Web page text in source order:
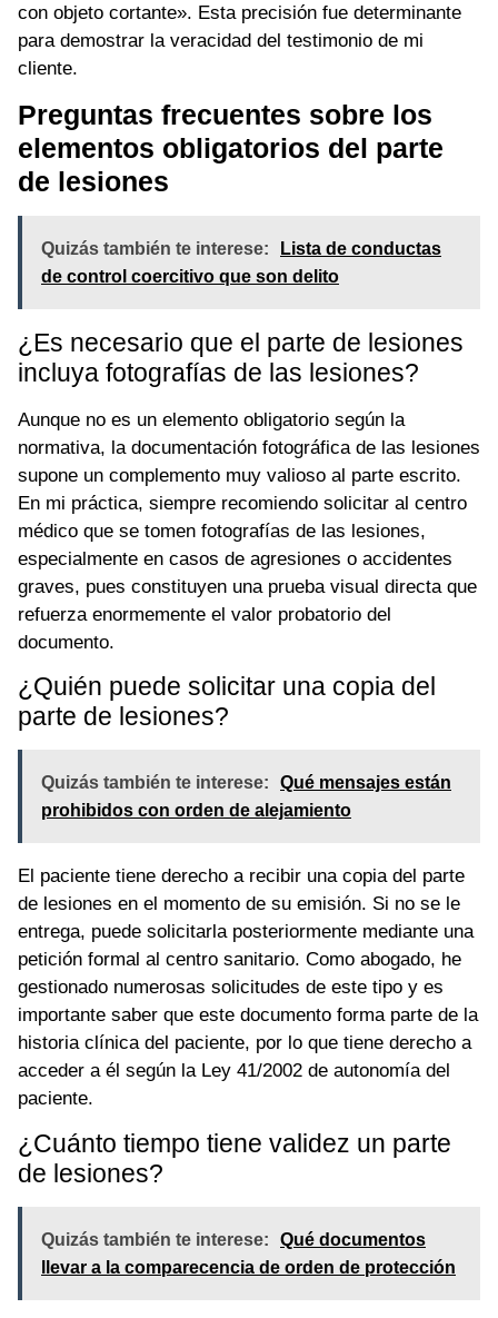
con objeto cortante». Esta precisión fue determinante
para demostrar la veracidad del testimonio de mi
cliente.
Preguntas frecuentes sobre los
elementos obligatorios del parte
de lesiones
Quizás también te interese:
Lista de conductas
de control coercitivo que son delito
¿Es necesario que el parte de lesiones
incluya fotografías de las lesiones?
Aunque no es un elemento obligatorio según la
normativa, la documentación fotográfica de las lesiones
supone un complemento muy valioso al parte escrito.
En mi práctica, siempre recomiendo solicitar al centro
médico que se tomen fotografías de las lesiones,
especialmente en casos de agresiones o accidentes
graves, pues constituyen una prueba visual directa que
refuerza enormemente el valor probatorio del
documento.
¿Quién puede solicitar una copia del
parte de lesiones?
Quizás también te interese:
Qué mensajes están
prohibidos con orden de alejamiento
El paciente tiene derecho a recibir una copia del parte
de lesiones en el momento de su emisión. Si no se le
entrega, puede solicitarla posteriormente mediante una
petición formal al centro sanitario. Como abogado, he
gestionado numerosas solicitudes de este tipo y es
importante saber que este documento forma parte de la
historia clínica del paciente, por lo que tiene derecho a
acceder a él según la Ley 41/2002 de autonomía del
paciente.
¿Cuánto tiempo tiene validez un parte
de lesiones?
Quizás también te interese:
Qué documentos
llevar a la comparecencia de orden de protección